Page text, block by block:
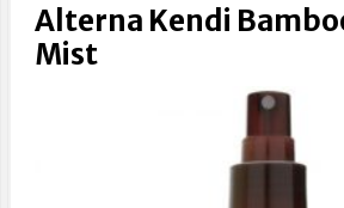
Alterna Kendi
Mist